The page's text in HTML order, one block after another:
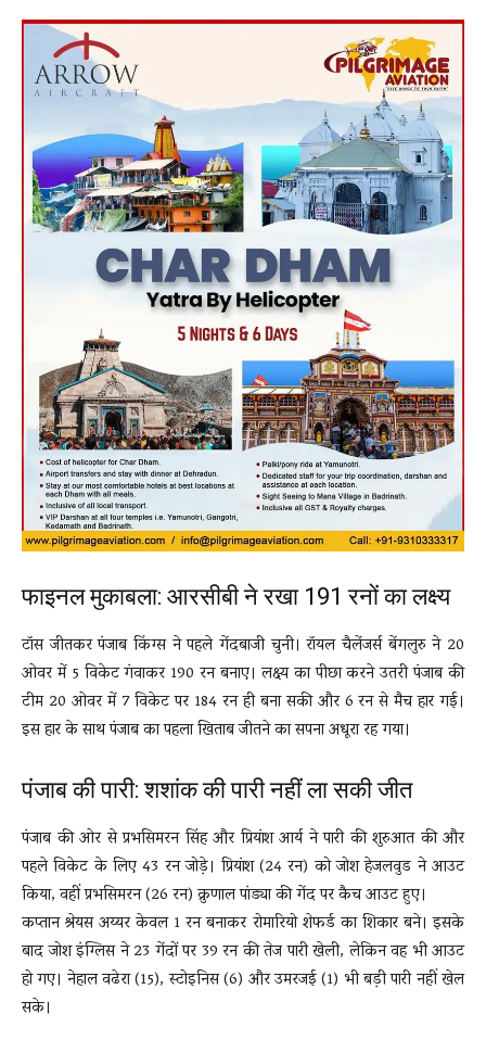
फाइनल मुकाबला: आरसीबी ने रखा 191 रनों का लक्ष्य
टॉस जीतकर पंजाब किंग्स ने पहले गेंदबाजी चुनी। रॉयल चैलेंजर्स बेंगलुरु ने 20
ओवर में 5 विकेट गंवाकर 190 रन बनाए। लक्ष्य का पीछा करने उतरी पंजाब की
टीम 20 ओवर में 7 विकेट पर 184 रन ही बना सकी और 6 रन से मैच हार गई।
इस हार के साथ पंजाब का पहला खिताब जीतने का सपना अधूरा रह गया।
पंजाब की पारी: शशांक की पारी नहीं ला सकी जीत
पंजाब की ओर से प्रभसिमरन सिंह और प्रियांश आर्य ने पारी की शुरुआत की और
पहले विकेट के लिए 43 रन जोड़े। प्रियांश (24 रन) को जोश हेजलवुड ने आउट
किया, वहीं प्रभसिमरन (26 रन) क्रुणाल पांड्या की गेंद पर कैच आउट हुए।
कप्तान श्रेयस अय्यर केवल 1 रन बनाकर रोमारियो शेफर्ड का शिकार बने। इसके
बाद जोश इंग्लिस ने 23 गेंदों पर 39 रन की तेज पारी खेली, लेकिन वह भी आउट
हो गए। नेहाल वढेरा (15), स्टोइनिस (6) और उमरजई (1) भी बड़ी पारी नहीं खेल
सके।